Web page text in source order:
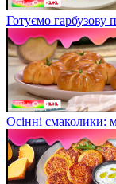
Готуємо гарбузову
Осінні смаколики: